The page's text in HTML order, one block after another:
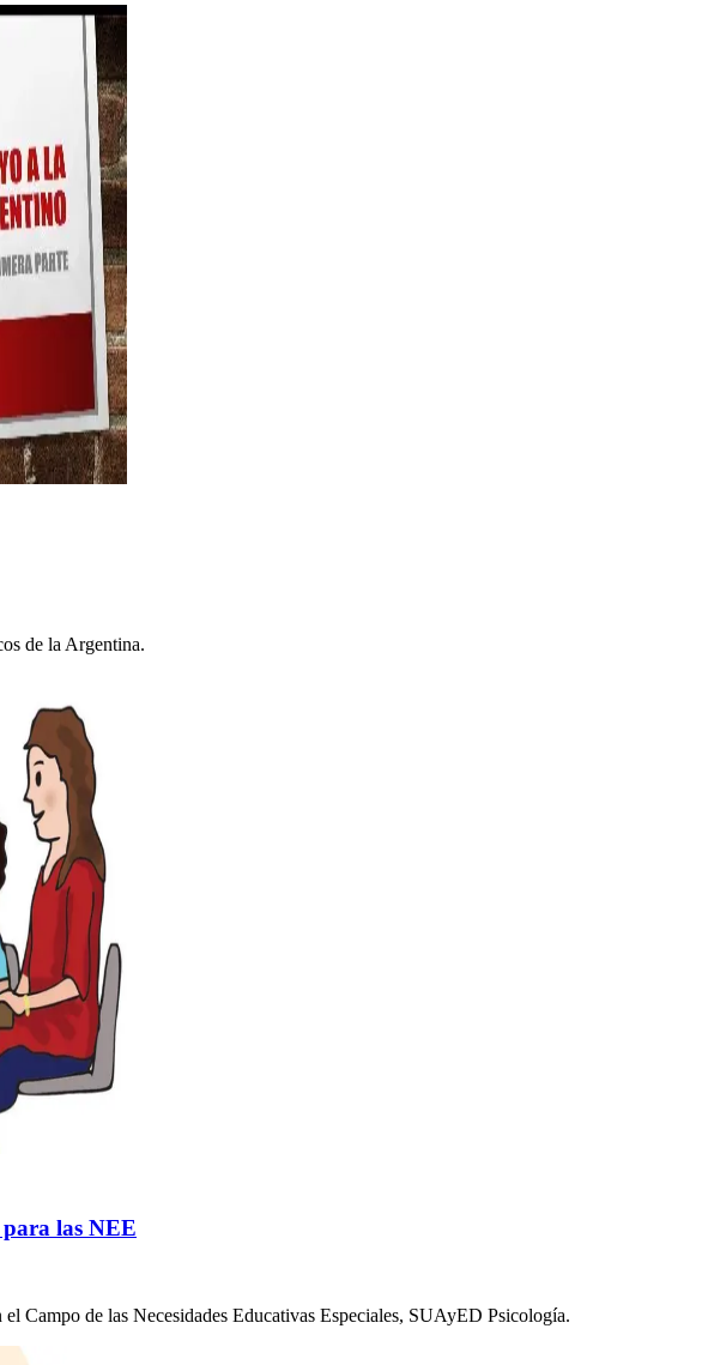
de la Argentina.
las NEE
el Campo de las Necesidades Educativas Especiales, SUAyED Psicología.